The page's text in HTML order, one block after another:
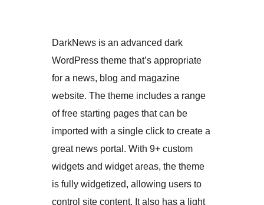
DarkNews is an advanced dark
WordPress theme that’s appropriate
for a news, blog and magazine
website. The theme includes a range
of free starting pages that can be
imported with a single click to create a
great news portal. With 9+ custom
widgets and widget areas, the theme
is fully widgetized, allowing users to
control site content. It also has a light